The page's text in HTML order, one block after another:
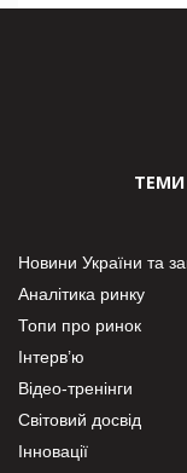
ТЕМИ
Новини України та
Аналітика ринку
Топи про ринок
Інтерв’ю
Відео-тренінги
Світовий досвід
Інновації